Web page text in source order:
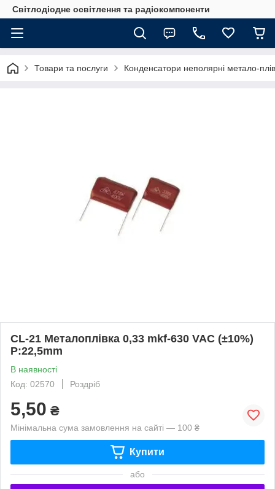
Світлодіодне освітлення та радіокомпоненти
Товари та послуги Конденсатори неполярні метало-
CL-21 Металоплівка 0,33 mkf-630 VAC (±10%)
P:22,5mm
В наявності
Код: 02570
Роздріб
5,50 ₴
Мінімальна сума замовлення на сайті — 100 ₴
Купити
або